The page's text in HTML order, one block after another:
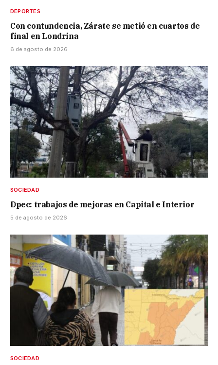
DEPORTES
Con contundencia, Zárate se metió en cuartos de
final en Londrina
6 de agosto de 2026
SOCIEDAD
Dpec: trabajos de mejoras en Capital e Interior
5 de agosto de 2026
SOCIEDAD